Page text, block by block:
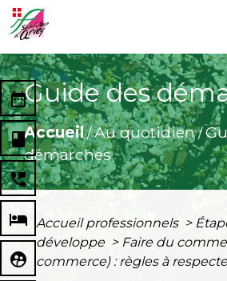
Guide des
Accueil/Au quotidien/
démarches
date_range
book
perm_phone_msg
local_hotel
supervised_user_circle
Accueil professionnels >
développe > Faire du
commerce) : règles à